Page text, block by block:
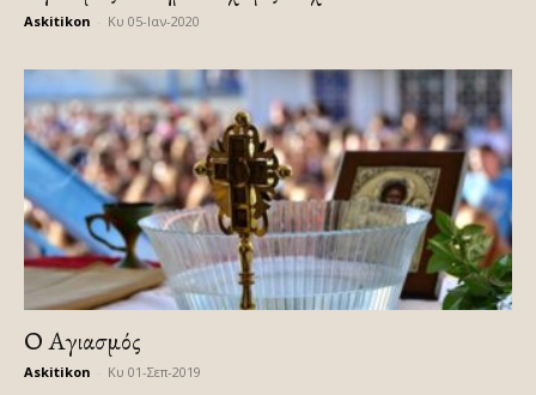
Askitikon Κυ 05-Ιαν-2020
Ο Αγιασμός
Askitikon Κυ 01-Σεπ-2019